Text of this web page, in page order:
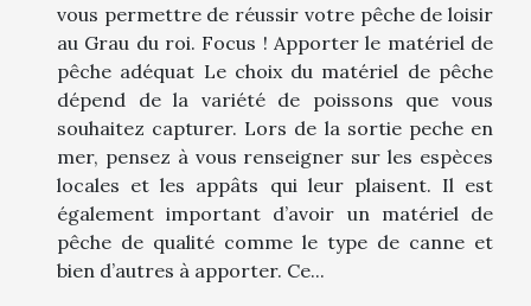
vous permettre de réussir votre pêche de loisir
au Grau du roi. Focus ! Apporter le matériel de
pêche adéquat Le choix du matériel de pêche
dépend de la variété de poissons que vous
souhaitez capturer. Lors de la sortie peche en
mer, pensez à vous renseigner sur les espèces
locales et les appâts qui leur plaisent. Il est
également important d’avoir un matériel de
pêche de qualité comme le type de canne et
bien d’autres à apporter. Ce...